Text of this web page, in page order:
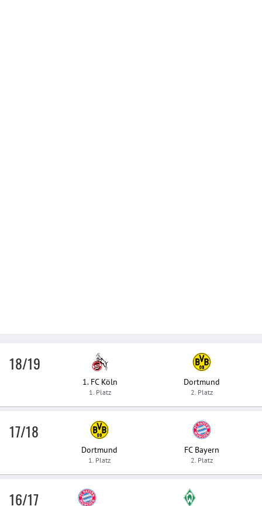
18/19
1. FC Köln
1. Platz
Dortmund
2. Platz
17/18
Dortmund
1. Platz
FC Bayern
2. Platz
16/17